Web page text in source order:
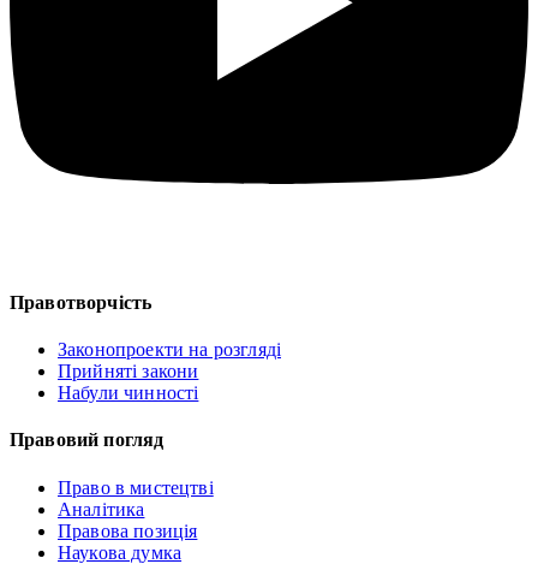
Правотворчість
Законопроекти на розгляді
Прийняті закони
Набули чинності
Правовий погляд
Право в мистецтві
Аналітика
Правова позиція
Наукова думка